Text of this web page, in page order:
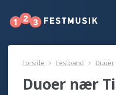
Forside Festband Duoer
Duoer nær